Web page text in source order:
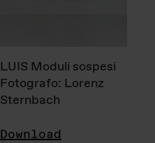
LUIS Moduli sospesi
Fotografo: Lorenz
Sternbach
Download